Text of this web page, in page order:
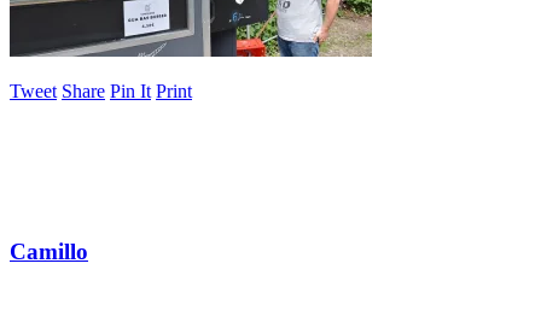
Tweet Share Pin It Print
Camillo